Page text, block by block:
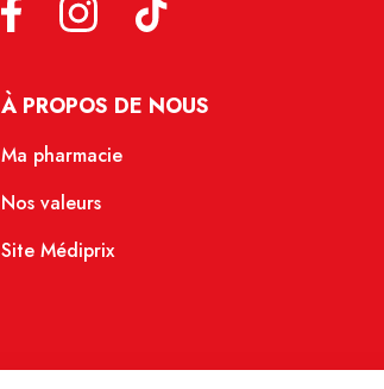
À PROPOS DE NOUS
Ma pharmacie
Nos valeurs
Site Médiprix